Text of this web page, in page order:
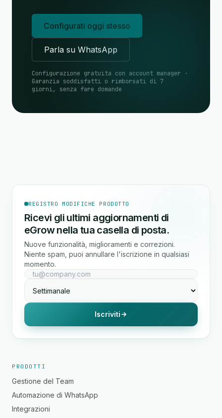
Configurati oggi stesso
Parla su WhatsApp
Configurazione gratuita con account manager ·
Garanzia soddisfatti o rimborsati di 7
giorni, senza fare domande
REGISTRO MODIFICHE PRODOTTO
Ricevi gli ultimi aggiornamenti di
eGrow nella tua casella di posta.
Nuove funzionalità, miglioramenti e correzioni.
Niente spam, puoi annullare l'iscrizione in qualsiasi
momento.
Iscriviti
PRODOTTI
Gestione del Team
Automazione di WhatsApp
Integrazioni